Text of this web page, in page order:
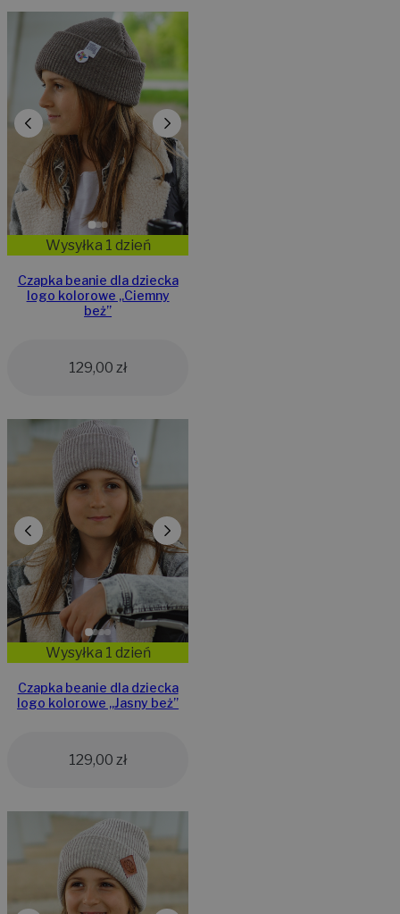
Wysyłka 1 dzień
Czapka beanie dla dziecka
logo kolorowe „Ciemny
beż”
129,00 zł
Wysyłka 1 dzień
Czapka beanie dla dziecka
logo kolorowe „Jasny beż”
129,00 zł